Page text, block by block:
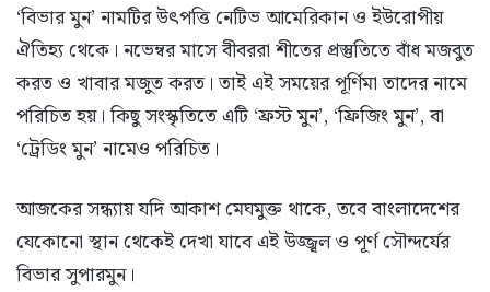
‘বিভার মুন’ নামটির উৎপত্তি নেটিভ আমেরিকান ও ইউরোপীয়
ঐতিহ্য থেকে। নভেম্বর মাসে বীবররা শীতের প্রস্তুতিতে বাঁধ মজবুত
করত ও খাবার মজুত করত। তাই এই সময়ের পূর্ণিমা তাদের নামে
পরিচিত হয়। কিছু সংস্কৃতিতে এটি ‘ফ্রস্ট মুন’, ‘ফ্রিজিং মুন’, বা
‘ট্রেডিং মুন’ নামেও পরিচিত।
আজকের সন্ধ্যায় যদি আকাশ মেঘমুক্ত থাকে, তবে বাংলাদেশের
যেকোনো স্থান থেকেই দেখা যাবে এই উজ্জ্বল ও পূর্ণ সৌন্দর্যের
বিভার সুপারমুন।